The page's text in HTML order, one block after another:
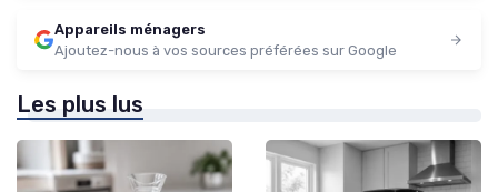
Appareils ménagers
Ajoutez-nous à vos sources préférées sur Google
Les plus lus